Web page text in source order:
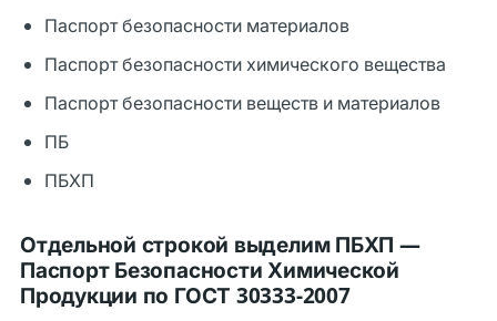
Паспорт безопасности материалов
Паспорт безопасности химического вещества
Паспорт безопасности веществ и материалов
ПБ
ПБХП
Отдельной строкой выделим ПБХП —
Паспорт Безопасности Химической
Продукции по ГОСТ 30333-2007